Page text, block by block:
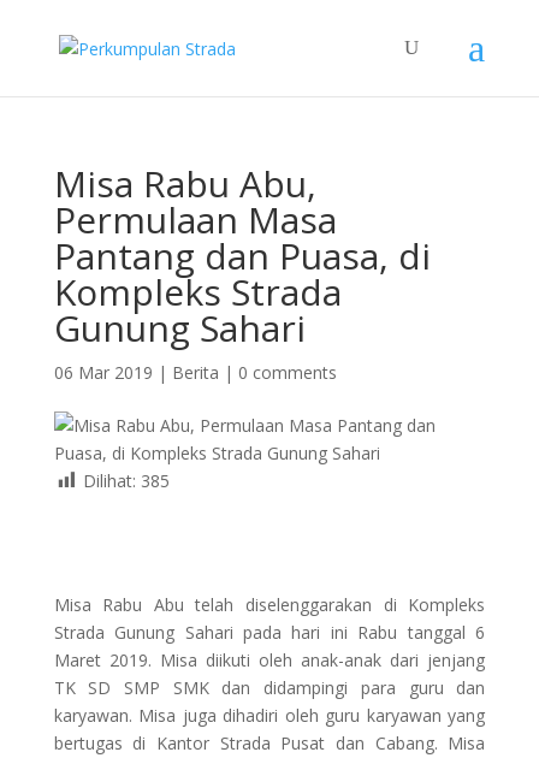
Misa Rabu Abu,
Permulaan Masa
Pantang dan Puasa, di
Kompleks Strada
Gunung Sahari
06 Mar 2019 | Berita | 0 comments
Dilihat: 385
Misa Rabu Abu telah diselenggarakan di Kompleks
Strada Gunung Sahari pada hari ini Rabu tanggal 6
Maret 2019. Misa diikuti oleh anak-anak dari jenjang
TK SD SMP SMK dan didampingi para guru dan
karyawan. Misa juga dihadiri oleh guru karyawan yang
bertugas di Kantor Strada Pusat dan Cabang. Misa